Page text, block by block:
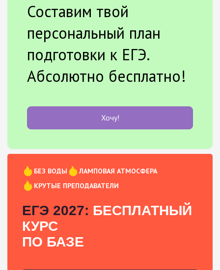
Составим твой
персональный план
подготовки к ЕГЭ.
Абсолютно бесплатно!
Хочу!
БЕЗ ВОДЫ
ЛАМПОВАЯ АТМОСФЕРА
КРУТЫЕ ПРЕПОДАВАТЕЛИ
ЕГЭ 2027: БЕСПЛАТНЫЙ
КУРС
ПО БАЗЕ